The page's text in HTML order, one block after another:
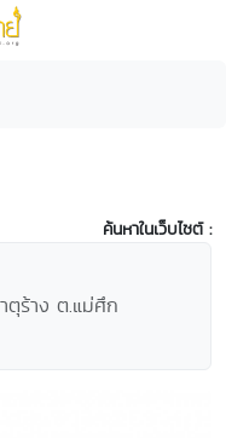
ค้นหาในเว็บไซต์ :
ร้าง ต.แม่ศึก